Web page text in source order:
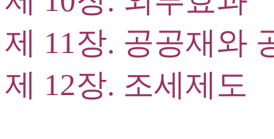
제 11장. 공공재와
제 12장. 조세제도